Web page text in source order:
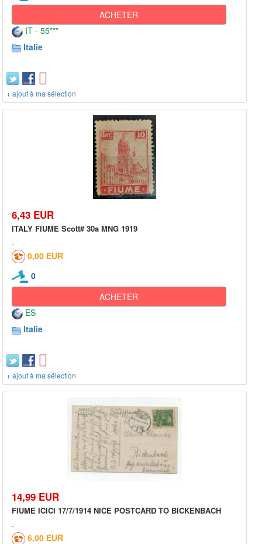
ACHETER
IT - 55***
Italie
+ ajout à ma sélection
6,43 EUR
ITALY FIUME Scott# 30a MNG 1919
0,00 EUR
0
ACHETER
ES
Italie
+ ajout à ma sélection
14,99 EUR
FIUME ICICI 17/7/1914 NICE POSTCARD TO BICKENBACH
6,00 EUR